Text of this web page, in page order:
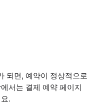
되면, 예약이 정상적으로
서는 결제 예약 페이지
.